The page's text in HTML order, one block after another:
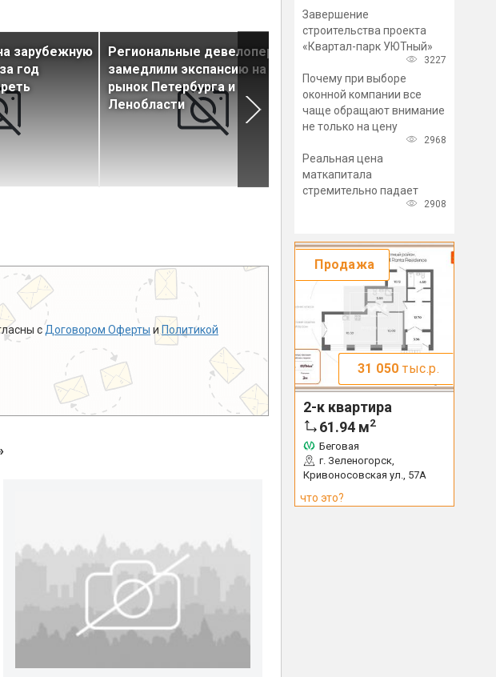
зарубежную
год
Региональные девелоперы
замедлили экспансию на
рынок Петербурга и
Ленобласти
Европа вышла в лидеры по
спросу на зарубежную
недвижимость среди
с Договором Оферты и Политикой
Завершение
строительства проекта
«Квартал-парк УЮТный»
3227
Почему при выборе
оконной компании все
чаще обращают внимание
не только на цену
2968
Реальная цена
маткапитала
стремительно падает
2908
Продажа
31 050 тыс.р.
2-к квартира
61.94 м2
Беговая
г. Зеленогорск,
Кривоносовская ул., 57А
что это?